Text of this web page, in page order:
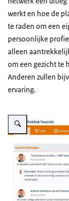
werkt en hoe de
te raden om een
persoonlijke
alleen
om een gezicht te
Anderen zullen
ervaring.
Vergroot afbeelding